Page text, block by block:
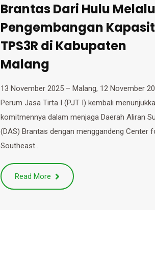
Brantas Dari Hulu
Pengembangan
TPS3R di Kabupaten
Malang
13 November 2025 – Malang, 12 November
Perum Jasa Tirta I (PJT I) kembali
komitmennya dalam menjaga Daerah Aliran
(DAS) Brantas dengan menggandeng Center
Southeast…
Read More